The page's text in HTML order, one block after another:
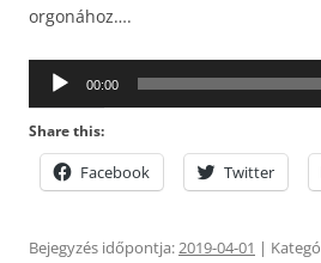
orgonához….
Audió
00:00
Share this:
Facebook Twitter
Bejegyzés időpontja:2019-04-01 |